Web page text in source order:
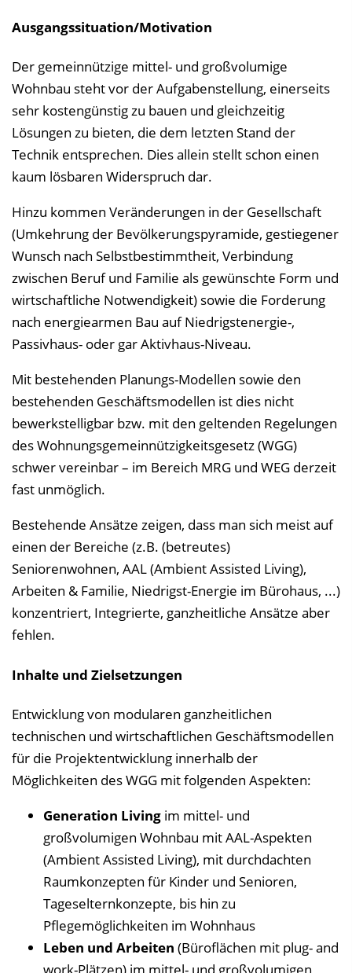
l
d
Ausgangssituation/Motivation
Der gemeinnützige mittel- und großvolumige
Wohnbau steht vor der Aufgabenstellung, einerseits
sehr kostengünstig zu bauen und gleichzeitig
Lösungen zu bieten, die dem letzten Stand der
Technik entsprechen. Dies allein stellt schon einen
kaum lösbaren Widerspruch dar.
Hinzu kommen Veränderungen in der Gesellschaft
(Umkehrung der Bevölkerungspyramide, gestiegener
Wunsch nach Selbstbestimmtheit, Verbindung
zwischen Beruf und Familie als gewünschte Form und
wirtschaftliche Notwendigkeit) sowie die Forderung
nach energiearmen Bau auf Niedrigstenergie-,
Passivhaus- oder gar Aktivhaus-Niveau.
Mit bestehenden Planungs-Modellen sowie den
bestehenden Geschäftsmodellen ist dies nicht
bewerkstelligbar bzw. mit den geltenden Regelungen
des Wohnungsgemeinnützigkeitsgesetz (WGG)
schwer vereinbar – im Bereich MRG und WEG derzeit
fast unmöglich.
Bestehende Ansätze zeigen, dass man sich meist auf
einen der Bereiche (z.B. (betreutes)
Seniorenwohnen, AAL (Ambient Assisted Living),
Arbeiten & Familie, Niedrigst-Energie im Bürohaus, ...)
konzentriert, Integrierte, ganzheitliche Ansätze aber
fehlen.
Inhalte und Zielsetzungen
Entwicklung von modularen ganzheitlichen
technischen und wirtschaftlichen Geschäftsmodellen
für die Projektentwicklung innerhalb der
Möglichkeiten des WGG mit folgenden Aspekten:
Generation Living im mittel- und
großvolumigen Wohnbau mit AAL-Aspekten
(Ambient Assisted Living), mit durchdachten
Raumkonzepten für Kinder und Senioren,
Tageselternkonzepte, bis hin zu
Pflegemöglichkeiten im Wohnhaus
Leben und Arbeiten (Büroflächen mit plug- and